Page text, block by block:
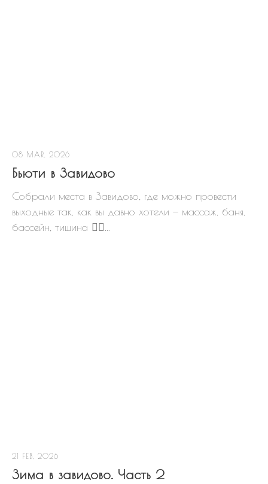
08 MAR, 2026
Бьюти в Завидово
Собрали места в Завидово, где можно провести
выходные так, как вы давно хотели — массаж, баня,
бассейн, тишина 👇🏻...
21 FEB, 2026
Зима в завидово. Часть 2